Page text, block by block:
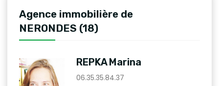
Agence immobilière de
NERONDES (18)
REPKA Marina
06.35.35.84.37